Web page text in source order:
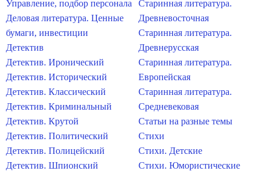
Управление, подбор персонала
Деловая литература. Ценные
бумаги, инвестиции
Детектив
Детектив. Иронический
Детектив. Исторический
Детектив. Классический
Детектив. Криминальный
Детектив. Крутой
Детектив. Политический
Детектив. Полицейский
Детектив. Шпионский
Старинная литература.
Древневосточная
Старинная литература.
Древнерусская
Старинная литература.
Европейская
Старинная литература.
Средневековая
Статьи на разные темы
Стихи
Стихи. Детские
Стихи. Юмористические